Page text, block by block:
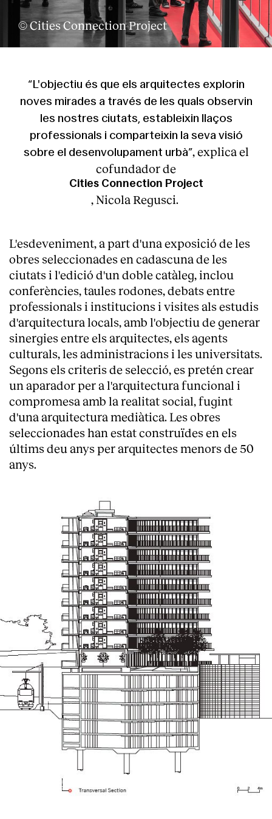
© Cities Connection Project
“L'objectiu és que els arquitectes explorin
noves mirades a través de les quals observin
les nostres ciutats, estableixin llaços
professionals i comparteixin la seva visió
sobre el desenvolupament urbà”, explica el
cofundador de
Cities Connection Project
, Nicola Regusci.
L'esdeveniment, a part d'una exposició de les
obres seleccionades en cadascuna de les
ciutats i l'edició d'un doble catàleg, inclou
conferències, taules rodones, debats entre
professionals i institucions i visites als estudis
d'arquitectura locals, amb l'objectiu de generar
sinergies entre els arquitectes, els agents
culturals, les administracions i les universitats.
Segons els criteris de selecció, es pretén crear
un aparador per a l'arquitectura funcional i
compromesa amb la realitat social, fugint
d'una arquitectura mediàtica. Les obres
seleccionades han estat construïdes en els
últims deu anys per arquitectes menors de 50
anys.
© Cities Connection Project